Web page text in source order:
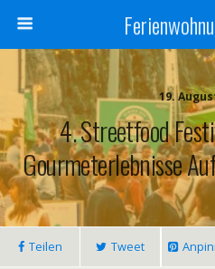
19.
4. Streetfood
Gourmeterlebnisse
Teilen Tweet